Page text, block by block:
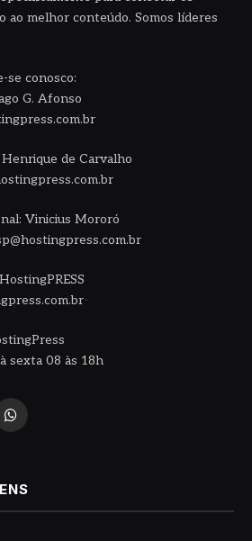
ao melhor conteúdo. Somos líderes
se conosco:
G. Afonso
de Carvalho
Vinicius Mororó
sexta 08 às 18h
WhatsApp